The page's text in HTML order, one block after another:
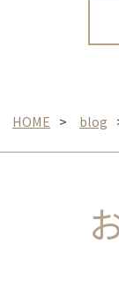
HOME blog